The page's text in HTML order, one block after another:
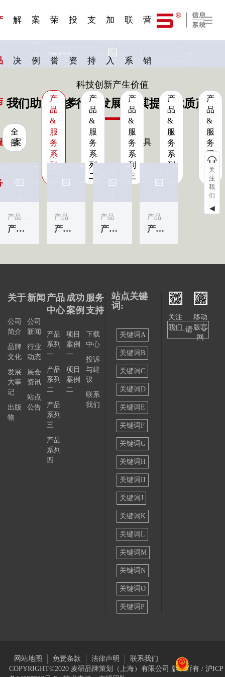
解
决
方
案
案
例
荣
誉
投
资
者
支
持
加
入
联
系
营
销
工
具
科技创新产生价值
我们助力更多行业发展·为其提供优质产品
全
部
产
品
&
服
务
系
列
产
品
&
服
务
系
列
二
产
品
&
服
务
系
列
三
产
品
&
服
务
系
列
产
品
&
服
务
系
列
五
产品&服务系列一 | 第04条 产品&服务系列一 | 第03条 产品&服务系列一 | 第02条 产品&服务系列一 | 第01条
关于
公司
简介
品牌
文化
发展
大事
记
出版
物
新闻
公司
新闻
行业
动态
展会
资讯
站点
公告
产品
中心
产品
系列
一
产品
系列
二
产品
系列
三
产品
系列
四
成功
案例
项目
案例
一
项目
案例
二
服务
支持
下载
中心
投诉
与建
议
联系
我们
站点关键
词:
关键词A
关键词B
关键词C
关键词D
关键词E
关键词F
关键词G
关键词H
关键词II
关键词J
关键词K
关键词L
关键词M
关键词N
关键词O
关键词P
关注
我们
移动
版官
网
——请
网站地图 免责条款 法律声明
联系我们
COPYRIGHT©2020 麦研品牌策划（上海）有限公司 版权所有 / 沪ICP
关
注
我
们
◀